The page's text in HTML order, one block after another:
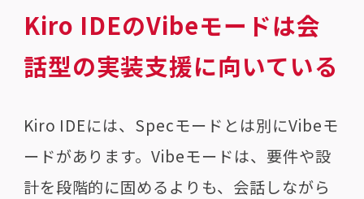
Kiro IDEのVibeモードは会
話型の実装支援に向いている
Kiro IDEには、Specモードとは別にVibeモ
ードがあります。Vibeモードは、要件や設
計を段階的に固めるよりも、会話しながら